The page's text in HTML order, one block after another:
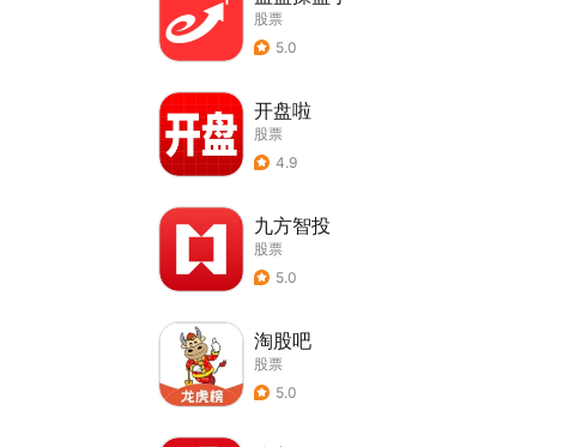
股票
5.0
开盘啦
股票
4.9
九方智投
股票
5.0
淘股吧
股票
5.0